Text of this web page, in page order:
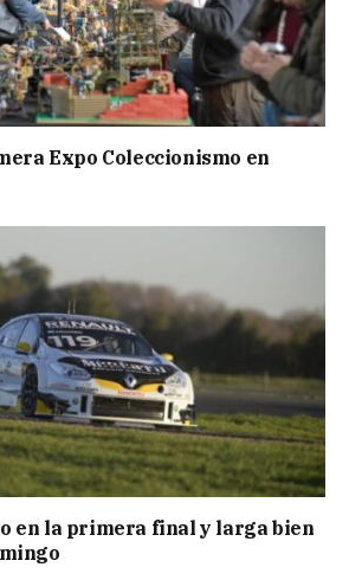
Expo Coleccionismo en
en la primera final y larga bien